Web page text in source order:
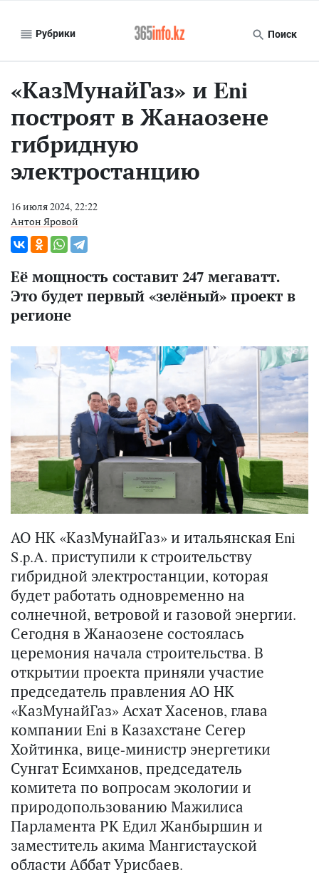
Рубрики Поиск
«КазМунайГаз» и Eni
построят в Жанаозене
гибридную
электростанцию
16 июля 2024, 22:22
Антон Яровой
Её мощность составит 247 мегаватт.
Это будет первый «зелёный» проект в
регионе
АО НК «КазМунайГаз» и итальянская Eni
S.p.A. приступили к строительству
гибридной электростанции, которая
будет работать одновременно на
солнечной, ветровой и газовой энергии.
Сегодня в Жанаозене состоялась
церемония начала строительства. В
открытии проекта приняли участие
председатель правления АО НК
«КазМунайГаз» Асхат Хасенов, глава
компании Eni в Казахстане Сегер
Хойтинка, вице-министр энергетики
Сунгат Есимханов, председатель
комитета по вопросам экологии и
природопользованию Мажилиса
Парламента РК Едил Жанбыршин и
заместитель акима Мангистауской
области Аббат Урисбаев.